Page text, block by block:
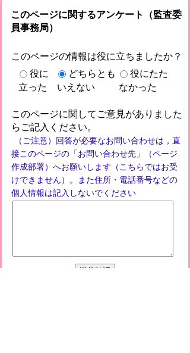
このページに関するアンケート（監査委
員事務局）
このページの情報は役に立ちましたか？
役に
立った
どちらとも
いえない
役にたた
なかった
このページに関してご意見がありました
らご記入ください。
（ご注意）回答が必要なお問い合わせは，直
接このページの「お問い合わせ先」（ページ
作成部署）へお願いします（こちらではお受
けできません）。また住所・電話番号などの
個人情報は記入しないでください